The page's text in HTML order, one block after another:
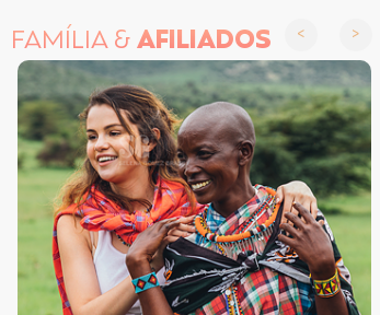
FAMÍLIA &AFILIADOS